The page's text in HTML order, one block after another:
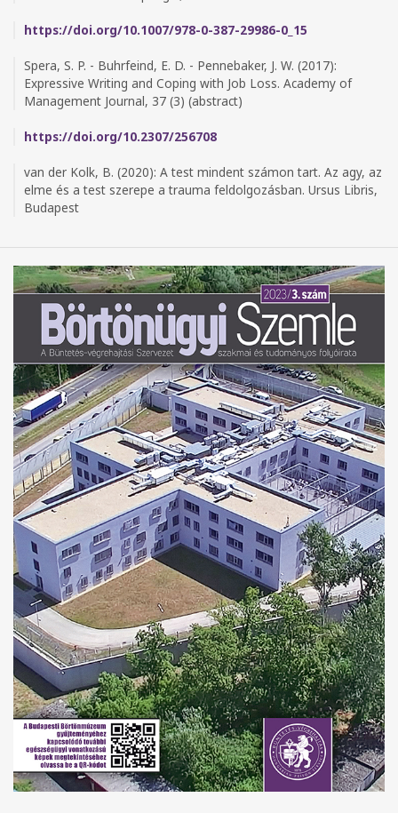
https://doi.org/10.1007/978-0-387-29986-0_15
Spera, S. P. - Buhrfeind, E. D. - Pennebaker, J. W. (2017):
Expressive Writing and Coping with Job Loss. Academy of
Management Journal, 37 (3) (abstract)
https://doi.org/10.2307/256708
van der Kolk, B. (2020): A test mindent számon tart. Az agy, az
elme és a test szerepe a trauma feldolgozásban. Ursus Libris,
Budapest